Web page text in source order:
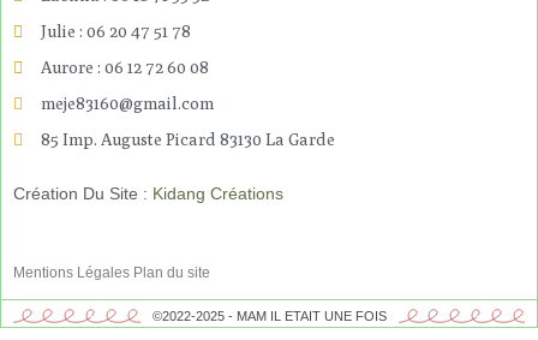
Julie : 06 20 47 51 78
Aurore : 06 12 72 60 08
meje83160@gmail.com
85 Imp. Auguste Picard 83130 La Garde
Création Du Site : Kidang Créations
Mentions Légales Plan du site
©2022-2025 - MAM IL ETAIT UNE FOIS